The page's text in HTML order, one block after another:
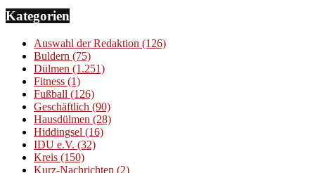
Kategorien
Auswahl der Redaktion (126)
Buldern (75)
Dülmen (1.251)
Fitness (1)
Fußball (126)
Geschäftlich (90)
Hausdülmen (28)
Hiddingsel (16)
IDU e.V. (32)
Kreis (150)
Kurz-Nachrichten (2)